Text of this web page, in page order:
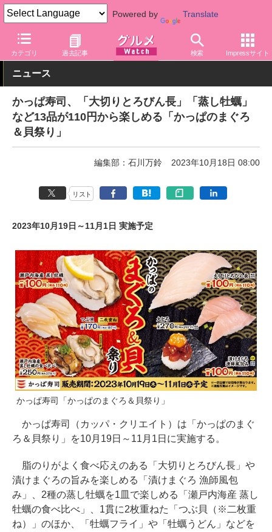
Powered by Translate
カテゴリ 過去記事 検索 Impressサイト
グルメ Watch 店舗 かっぱ寿司
ニュース
かっぱ寿司、「大切りとろびん長」「蒸し牡蠣」
など13品が110円から楽しめる「かっぱのまぐろ
＆貝祭り」
編集部：石川万鈴 2023年10月18日 08:00
リスト
2023年10月19日～11月1日 実施予定
かっぱ寿司「かっぱのまぐろ＆貝祭り」
かっぱ寿司（カッパ・クリエイト）は「かっぱのまぐ
ろ＆貝祭り」を10月19日～11月1日に実施する。
脂のりがよく食べ応えのある「大切りとろびん長」や
漬けまぐろの旨みを楽しめる「漬けまぐろ 漁師風包
み」、2種の蒸し牡蠣を1皿で楽しめる「瀬戸内海産 蒸し
牡蠣の食べ比べ」、1貫に2枚重ねた「つぶ貝（※二枚重
ね）」のほか、「牡蠣フライ」や「牡蠣うどん」などを